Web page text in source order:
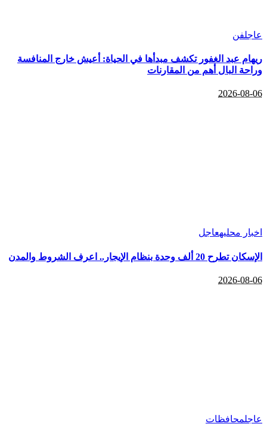
عاجلفن
ريهام عبد الغفور تكشف مبدأها في الحياة: أعيش خارج المنافسة
وراحة البال أهم من المقارنات
2026-08-06
اخبار محليهعاجل
الإسكان تطرح 20 ألف وحدة بنظام الإيجار.. اعرف الشروط والمدن
2026-08-06
عاجلمحافظات